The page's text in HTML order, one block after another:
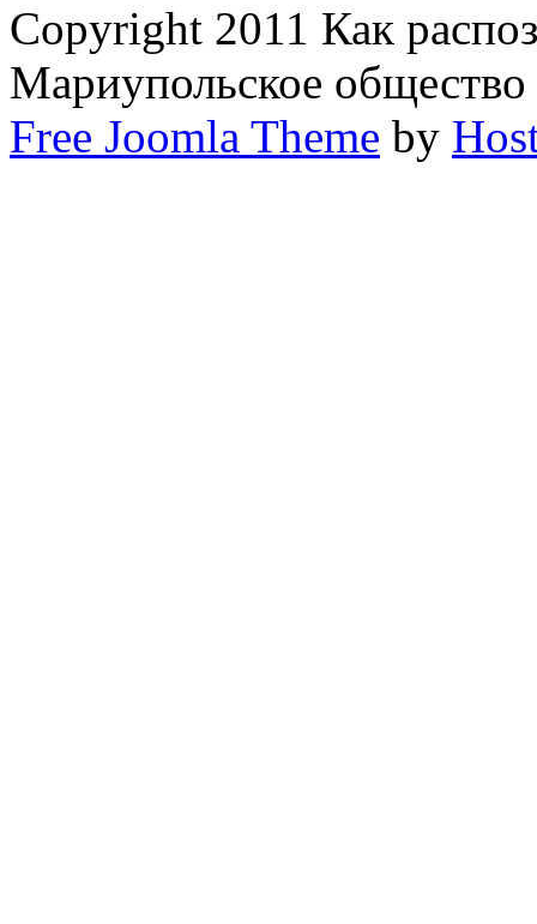
Copyright 2011 Как
Мариупольское
Free Joomla Theme by